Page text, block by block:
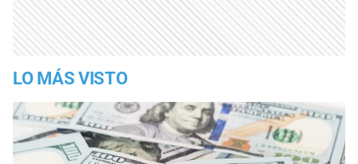
LO MÁS VISTO